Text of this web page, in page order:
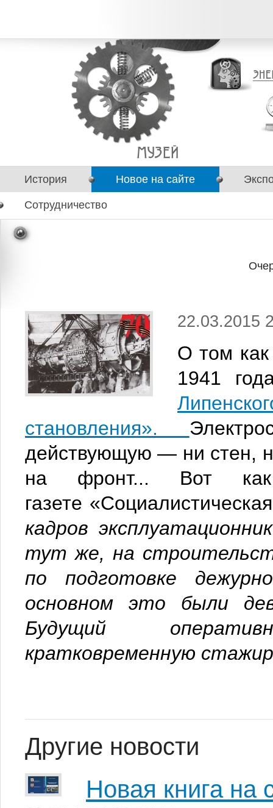
История Новое на сайте
Сотрудничество
22.03.2015
О том
1941
становления».
действующую — ни стен,
на фронт... Вот
газете
кадров
тут же, на
по подготовке
основ­ном это были
Будущий
кратковременную
Другие новости
Новая книга на